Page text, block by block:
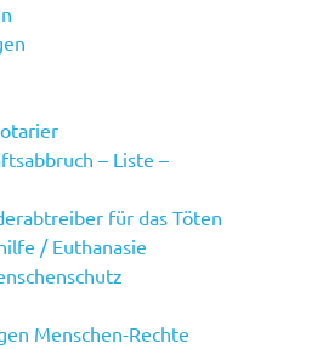
– Liste –
für das Töten
/ Euthanasie
Menschen-Rechte